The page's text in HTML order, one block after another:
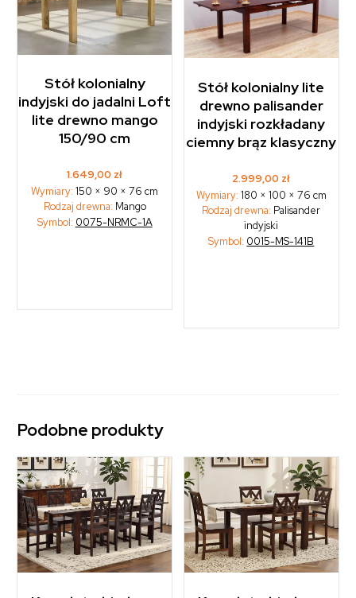
Stół kolonialny
indyjski do jadalni Loft
lite drewno mango
150/90 cm
1.649,00 zł
Wymiary:150 × 90 × 76 cm
Rodzaj drewna: Mango
Symbol: 0075-NRMC-1A
Stół kolonialny lite
drewno palisander
indyjski rozkładany
ciemny brąz klasyczny
2.999,00 zł
Wymiary: 180 × 100 × 76 cm
Rodzaj drewna: Palisander
indyjski
Symbol: 0015-MS-141B
Podobne produkty